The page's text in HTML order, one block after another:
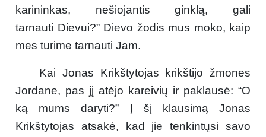
karininkas, nešiojantis ginklą, gali
tarnauti Dievui?” Dievo žodis mus moko, kaip
mes turime tarnauti Jam.
Kai Jonas Krikštytojas krikštijo žmones
Jordane, pas jį atėjo kareivių ir paklausė: “O
ką mums daryti?” Į šį klausimą Jonas
Krikštytojas atsakė, kad jie tenkintųsi savo